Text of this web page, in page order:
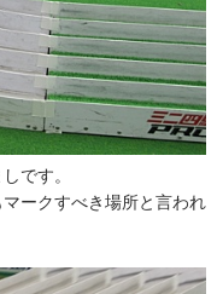
です。
ークすべき場所と言われ